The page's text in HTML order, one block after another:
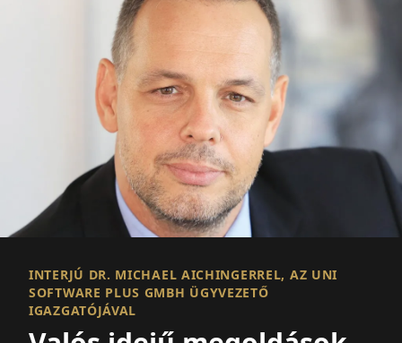
INTERJÚ DR. MICHAEL AICHINGERREL, AZ UNI
SOFTWARE PLUS GMBH ÜGYVEZETŐ
IGAZGATÓJÁVAL